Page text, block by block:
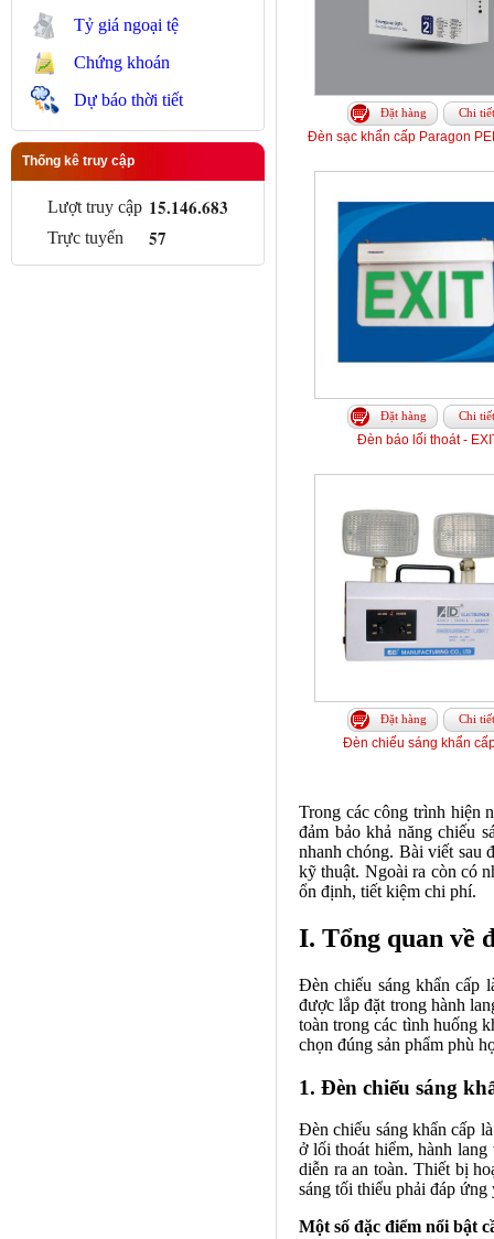
Tỷ giá ngoại tệ
Chứng khoán
Dự báo thời tiết
Thống kê truy cập
Lượt truy cập 15.146.683
Trực tuyến 57
Đặt hàng Chi tiết
Đèn sạc khẩn cấp Paragon
Đặt hàng Chi tiết
Đèn báo lối thoát -
Đặt hàng Chi tiết
Đèn chiếu sáng khẩn
Trong các công trình hiện
đảm bảo khả năng chiếu
nhanh chóng. Bài viết sau
kỹ thuật. Ngoài ra còn có
ổn định, tiết kiệm chi phí.
I. Tổng quan về
Đèn chiếu sáng khẩn cấp
được lắp đặt trong hành
toàn trong các tình huống
chọn đúng sản phẩm phù
1. Đèn chiếu sáng
Đèn chiếu sáng khẩn cấp
ở lối thoát hiểm, hành
diễn ra an toàn. Thiết bị
sáng tối thiểu phải đáp
Một số đặc điểm nổi bật